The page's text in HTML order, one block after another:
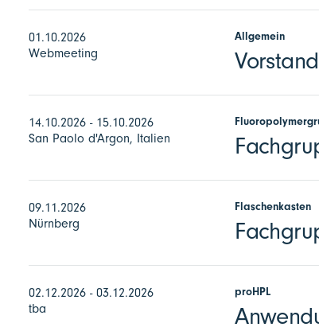
01.10.2026
Webmeeting
Allgemein
14.10.2026 - 15.10.2026
San Paolo d'Argon, Italien
09.11.2026
Nürnberg
Flaschenkasten
02.12.2026 - 03.12.2026
tba
proHPL